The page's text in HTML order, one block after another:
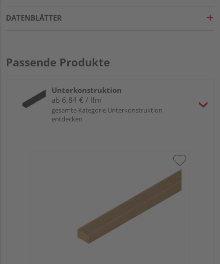
DATENBLÄTTER
Passende Produkte
Unterkonstruktion
ab 6,84 € / lfm
gesamte Kategorie Unterkonstruktion
entdecken